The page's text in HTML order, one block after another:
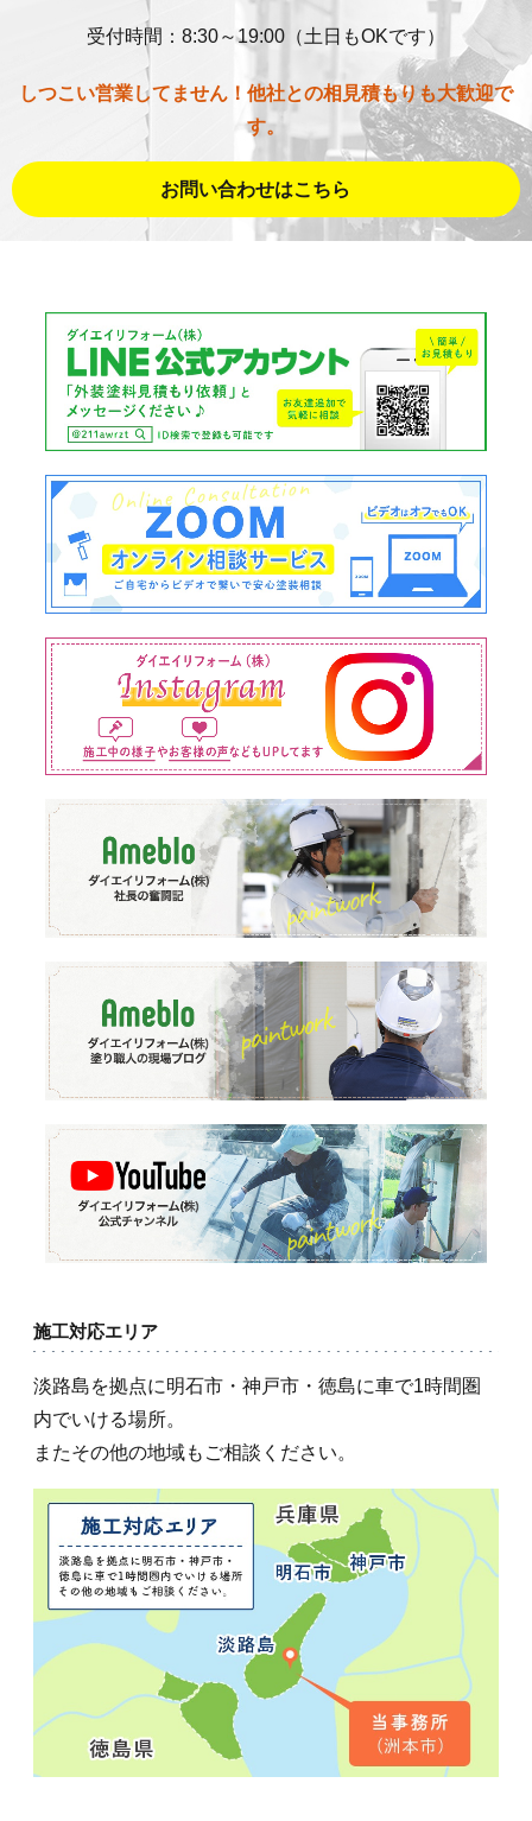
受付時間：8:30～19:00（土日もOKです）
しつこい営業してません！他社との相見積もりも大歓迎で
す。
お問い合わせはこちら
施工対応エリア
淡路島を拠点に明石市・神戸市・徳島に車で1時間圏
内でいける場所。
またその他の地域もご相談ください。